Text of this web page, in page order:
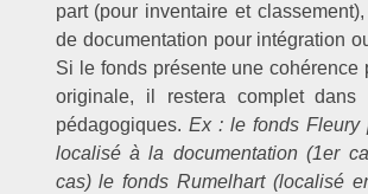
part (pour inventaire et
de documentation pour intégration
Si le fonds présente une cohérence
originale, il restera complet dans
pédagogiques. Ex : le fonds Fleury
localisé à la documentation (1er
cas) le fonds Rumelhart (localisé